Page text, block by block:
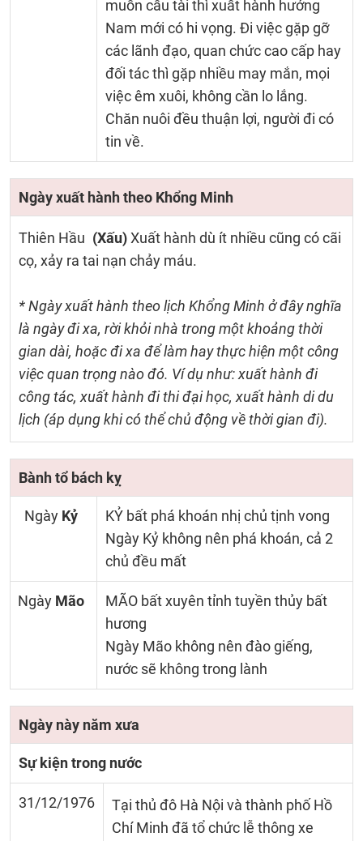
muốn cầu tài thì xuất hành hướng
Nam mới có hi vọng. Đi việc gặp gỡ
các lãnh đạo, quan chức cao cấp hay
đối tác thì gặp nhiều may mắn, mọi
việc êm xuôi, không cần lo lắng.
Chăn nuôi đều thuận lợi, người đi có
tin về.
Ngày xuất hành theo Khổng Minh
Thiên Hầu (Xấu)Xuất hành dù ít nhiều cũng có cãi
cọ, xảy ra tai nạn chảy máu.
* Ngày xuất hành theo lịch Khổng Minh ở đây nghĩa
là ngày đi xa, rời khỏi nhà trong một khoảng thời
gian dài, hoặc đi xa để làm hay thực hiện một công
việc quan trọng nào đó. Ví dụ như: xuất hành đi
công tác, xuất hành đi thi đại học, xuất hành di du
lịch (áp dụng khi có thể chủ động về thời gian đi).
Bành tổ bách kỵ
Ngày Kỷ
KỶ bất phá khoán nhị chủ tịnh vong
Ngày Kỷ không nên phá khoán, cả 2
chủ đều mất
Ngày Mão
MÃO bất xuyên tỉnh tuyền thủy bất
hương
Ngày Mão không nên đào giếng,
nước sẽ không trong lành
Ngày này năm xưa
Sự kiện trong nước
31/12/1976
Tại thủ đô Hà Nội và thành phố Hồ
Chí Minh đã tổ chức lễ thông xe